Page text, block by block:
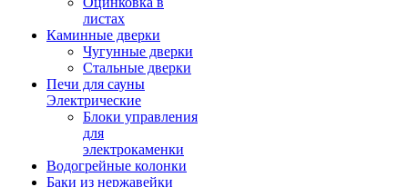
листах
Каминные дверки
Чугунные дверки
Стальные дверки
Печи для сауны
Электрические
Блоки управления
для
электрокаменки
Водогрейные колонки
Баки из нержавейки